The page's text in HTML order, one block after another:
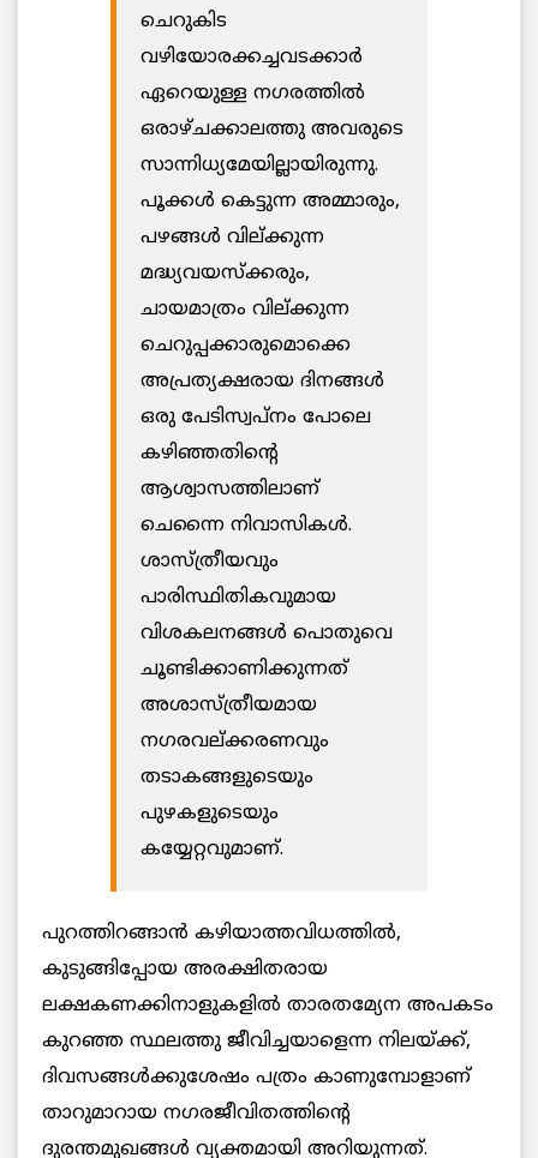
ചെറുകിട
വഴിയോരക്കച്ചവടക്കാര്‍
ഏറെയുള്ള നഗരത്തില്‍
ഒരാഴ്ചക്കാലത്തു അവരുടെ
സാന്നിധ്യമേയില്ലായിരുന്നു.
പൂക്കള്‍ കെട്ടുന്ന അമ്മാരും,
പഴങ്ങള്‍ വില്ക്കുന്ന
മദ്ധ്യവയസ്‌ക്കരും,
ചായമാത്രം വില്ക്കുന്ന
ചെറുപ്പക്കാരുമൊക്കെ
അപ്രത്യക്ഷരായ ദിനങ്ങള്‍
ഒരു പേടിസ്വപ്നം പോലെ
കഴിഞ്ഞതിന്റെ
ആശ്വാസത്തിലാണ്
ചെന്നൈ നിവാസികള്‍.
ശാസ്ത്രീയവും
പാരിസ്ഥിതികവുമായ
വിശകലനങ്ങള്‍ പൊതുവെ
ചൂണ്ടിക്കാണിക്കുന്നത്
അശാസ്ത്രീയമായ
നഗരവല്ക്കരണവും
തടാകങ്ങളുടെയും
പുഴകളുടെയും
കയ്യേറ്റവുമാണ്.
പുറത്തിറങ്ങാന്‍ കഴിയാത്തവിധത്തില്‍,
കുടുങ്ങിപ്പോയ അരക്ഷിതരായ
ലക്ഷകണക്കിനാളുകളില്‍ താരതമ്യേന അപകടം
കുറഞ്ഞ സ്ഥലത്തു ജീവിച്ചയാളെന്ന നിലയ്ക്ക്,
ദിവസങ്ങള്‍ക്കുശേഷം പത്രം കാണുമ്പോളാണ്
താറുമാറായ നഗരജീവിതത്തിന്റെ
ദുരന്തമുഖങ്ങള്‍ വ്യക്തമായി അറിയുന്നത്.